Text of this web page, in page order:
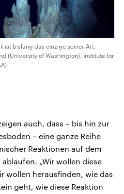
ist bislang das einzige seiner Art.
(University of Washington), Institute for
auch, dass – bis hin zur
– eine ganze Reihe
Reaktionen auf dem
„Wir wollen diese
wollen herausfinden, wie das
geht, wie diese Reaktion